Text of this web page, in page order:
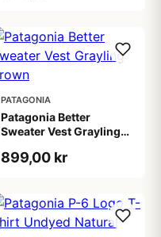
PATAGONIA
Patagonia Better
Sweater Vest Grayling
899,00 kr